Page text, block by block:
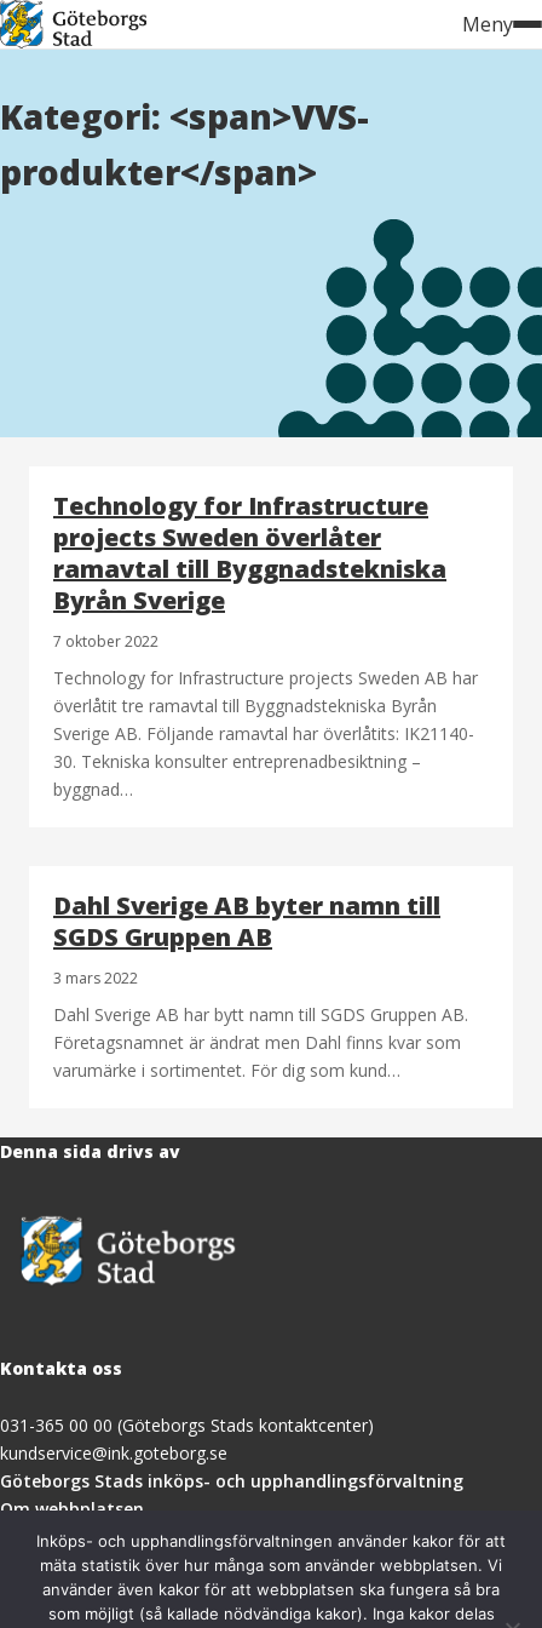
Hoppa
till
Meny
Kategori: <span>VVS-
produkter</span>
Technology for Infrastructure
projects Sweden överlåter
ramavtal till Byggnadstekniska
Byrån Sverige
7 oktober 2022
Technology for Infrastructure projects Sweden AB har
överlåtit tre ramavtal till Byggnadstekniska Byrån
Sverige AB. Följande ramavtal har överlåtits: IK21140-
30. Tekniska konsulter entreprenadbesiktning –
byggnad…
Dahl Sverige AB byter namn till
SGDS Gruppen AB
3 mars 2022
Dahl Sverige AB har bytt namn till SGDS Gruppen AB.
Företagsnamnet är ändrat men Dahl finns kvar som
varumärke i sortimentet. För dig som kund…
Denna sida drivs av
Kontakta oss
031-365 00 00 (Göteborgs Stads kontaktcenter)
kundservice@ink.goteborg.se
Göteborgs Stads inköps- och upphandlingsförvaltning(öppnas
nytt
fönster)
Om webbplatsen
Tillgänglighetsredogörelse
Besöksadress
Inköps- och upphandlingsförvaltningen använder kakor för att
mäta statistik över hur många som använder webbplatsen. Vi
använder även kakor för att webbplatsen ska fungera så bra
som möjligt (så kallade nödvändiga kakor). Inga kakor delas